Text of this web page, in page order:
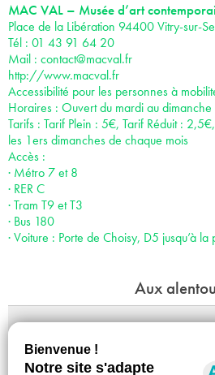
MAC VAL – Musée d’art
Place de la Libération 94400 Vitry-sur-
Tél : 01 43 91 64 20
Mail : contact@macval.fr
http://www.macval.fr
Accessibilité pour les personnes à
Horaires : Ouvert du mardi au
Tarifs : Tarif Plein : 5€, Tarif Réduit :
les 1ers dimanches de chaque mois
Accès :
· Métro 7 et 8
· RER C
· Tram T9 et T3
· Bus 180
· Voiture : Porte de Choisy, D5 jusqu’à
Aux
Du 10 - 10 au 13 - 12 - 2026
MABA